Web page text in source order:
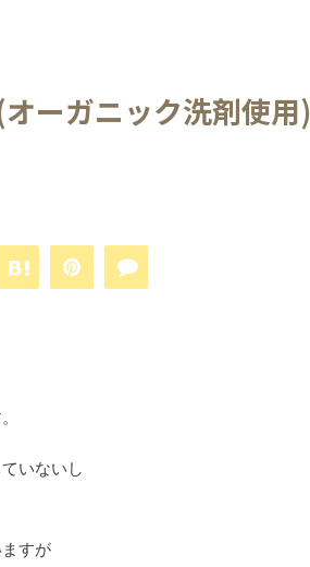
ーガニック洗剤使用)
いないし
すが